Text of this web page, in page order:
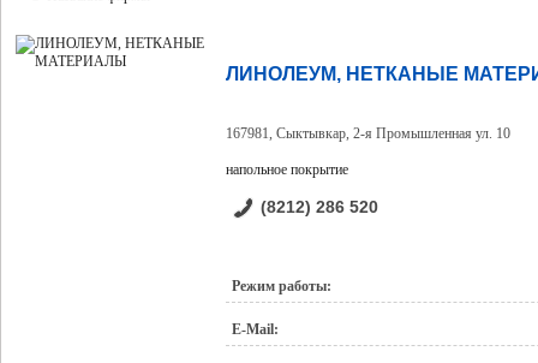
ЛИНОЛЕУМ, НЕТКАНЫЕ
167981, Сыктывкар, 2-я Промышленная ул. 10
напольное покрытие
(8212) 286 520
Режим работы:
E-Mail: